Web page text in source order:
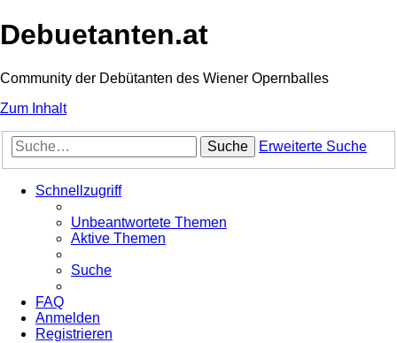
Debuetanten.at
Community der Debütanten des Wiener Opernballes
Zum Inhalt
Suche Erweiterte Suche
Schnellzugriff
Unbeantwortete Themen
Aktive Themen
Suche
FAQ
Anmelden
Registrieren